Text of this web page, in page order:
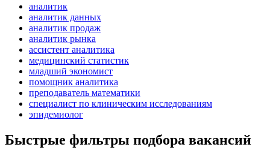
аналитик
аналитик данных
аналитик продаж
аналитик рынка
ассистент аналитика
медицинский статистик
младший экономист
помощник аналитика
преподаватель математики
специалист по клиническим исследованиям
эпидемиолог
Быстрые фильтры подбора вакансий